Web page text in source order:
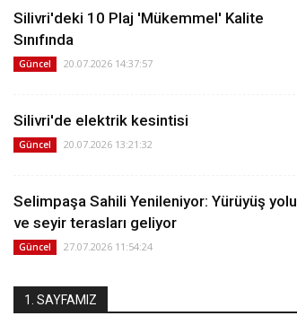
Silivri'deki 10 Plaj 'Mükemmel' Kalite
Sınıfında
Güncel 20.07.2026 14:37:57
Silivri'de elektrik kesintisi
Güncel 20.07.2026 13:21:32
Selimpaşa Sahili Yenileniyor: Yürüyüş yolu
ve seyir terasları geliyor
Güncel 27.07.2026 11:54:24
1. SAYFAMIZ